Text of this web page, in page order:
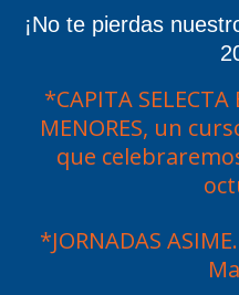
¡No te pierdas
*CAPITA SELECTA
MENORES, un
que
*JORNADAS